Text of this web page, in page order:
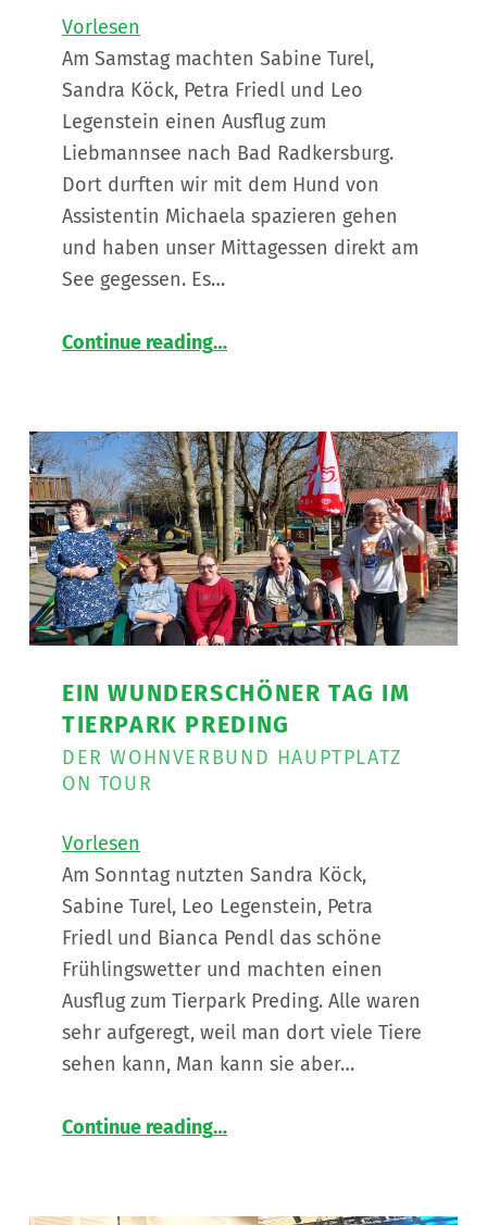
Vorlesen
Am Samstag machten Sabine Turel,
Sandra Köck, Petra Friedl und Leo
Legenstein einen Ausflug zum
Liebmannsee nach Bad Radkersburg.
Dort durften wir mit dem Hund von
Assistentin Michaela spazieren gehen
und haben unser Mittagessen direkt am
See gegessen. Es…
Continue readingDer Wohnverbund Hauptplatz in tierischer Begleitung
Ein
am
Liebmannsee
”
…
EIN WUNDERSCHÖNER TAG IM
TIERPARK PREDING
DER WOHNVERBUND HAUPTPLATZ
ON TOUR
Vorlesen
Am Sonntag nutzten Sandra Köck,
Sabine Turel, Leo Legenstein, Petra
Friedl und Bianca Pendl das schöne
Frühlingswetter und machten einen
Ausflug zum Tierpark Preding. Alle waren
sehr aufgeregt, weil man dort viele Tiere
sehen kann, Man kann sie aber…
Continue readingEin wunderschöner Tag im Tierpark Preding
Der
on
…